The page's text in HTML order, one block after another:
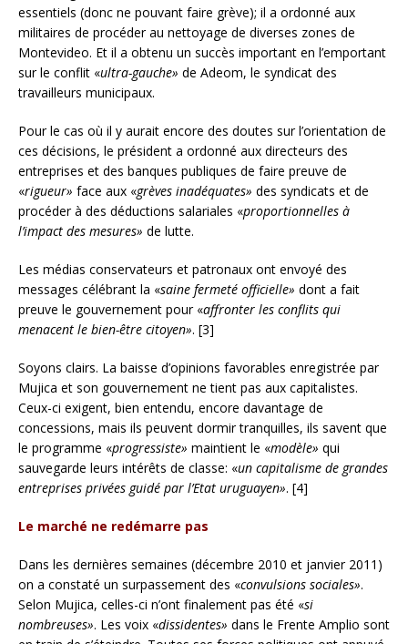
essentiels (donc ne pouvant faire grève); il a ordonné aux
militaires de procéder au nettoyage de diverses zones de
Montevideo. Et il a obtenu un succès important en l’emportant
sur le conflit «ultra-gauche» de Adeom, le syndicat des
travailleurs municipaux.
Pour le cas où il y aurait encore des doutes sur l’orientation de
ces décisions, le président a ordonné aux directeurs des
entreprises et des banques publiques de faire preuve de
«rigueur» face aux «grèves inadéquates» des syndicats et de
procéder à des déductions salariales «proportionnelles à
l’impact des mesures» de lutte.
Les médias conservateurs et patronaux ont envoyé des
messages célébrant la «saine fermeté officielle» dont a fait
preuve le gouvernement pour «affronter les conflits qui
menacent le bien-être citoyen». [3]
Soyons clairs. La baisse d’opinions favorables enregistrée par
Mujica et son gouvernement ne tient pas aux capitalistes.
Ceux-ci exigent, bien entendu, encore davantage de
concessions, mais ils peuvent dormir tranquilles, ils savent que
le programme «progressiste» maintient le «modèle» qui
sauvegarde leurs intérêts de classe: «un capitalisme de grandes
entreprises privées guidé par l’Etat uruguayen». [4]
Le marché ne redémarre pas
Dans les dernières semaines (décembre 2010 et janvier 2011)
on a constaté un surpassement des «convulsions sociales».
Selon Mujica, celles-ci n’ont finalement pas été «si
nombreuses». Les voix «dissidentes» dans le Frente Amplio sont